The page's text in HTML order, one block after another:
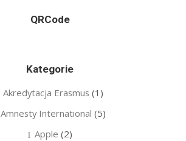
QRCode
Kategorie
Akredytacja Erasmus (1)
Amnesty International (5)
Apple (2)